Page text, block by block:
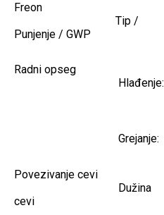
Freon
Tip /
Punjenje / GWP
Radni opseg
Hlađenje:
Grejanje:
Povezivanje cevi
Dužina
cevi